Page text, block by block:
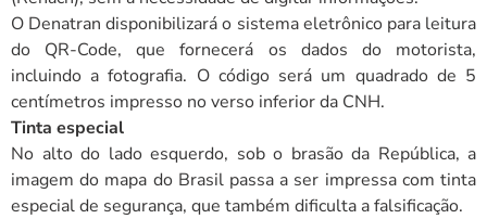
O Denatran disponibilizará o sistema eletrônico para leitura
do QR-Code, que fornecerá os dados do motorista,
incluindo a fotografia. O código será um quadrado de 5
centímetros impresso no verso inferior da CNH.
Tinta especial
No alto do lado esquerdo, sob o brasão da República, a
imagem do mapa do Brasil passa a ser impressa com tinta
especial de segurança, que também dificulta a falsificação.